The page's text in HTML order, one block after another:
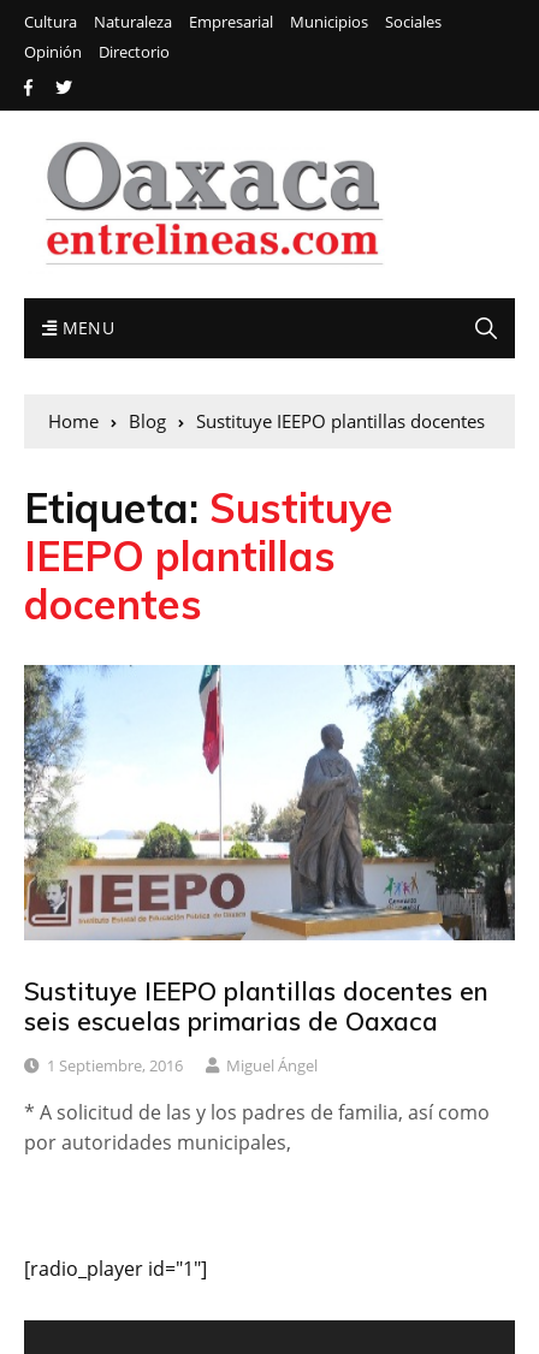
Cultura Naturaleza Empresarial Municipios
Sociales
Opinión
Directorio
MENU
Home Blog Sustituye IEEPO plantillas docentes
Etiqueta: Sustituye
IEEPO plantillas
docentes
Sustituye IEEPO plantillas docentes en
seis escuelas primarias de Oaxaca
1 Septiembre, 2016 Miguel Ángel
* A solicitud de las y los padres de familia, así como
por autoridades municipales,
[radio_player id="1"]